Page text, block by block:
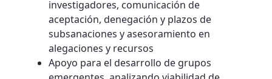
investigadores, comunicación de
aceptación, denegación y plazos de
subsanaciones y asesoramiento en
alegaciones y recursos
Apoyo para el desarrollo de grupos